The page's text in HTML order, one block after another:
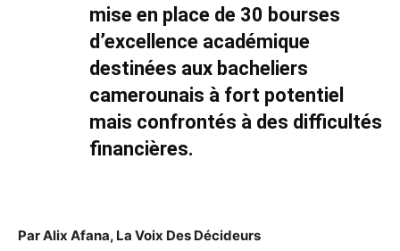
mise en place de 30 bourses
d’excellence académique
destinées aux bacheliers
camerounais à fort potentiel
mais confrontés à des difficultés
financières.
Par Alix Afana, La Voix Des Décideurs